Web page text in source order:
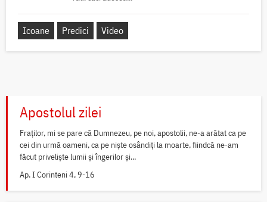
Icoane Predici Video
Apostolul zilei
Fraților, mi se pare că Dumnezeu, pe noi, apostolii, ne-a arătat ca pe
cei din urmă oameni, ca pe niște osândiți la moarte, fiindcă ne-am
făcut priveliște lumii și îngerilor și...
Ap. I Corinteni 4, 9-16